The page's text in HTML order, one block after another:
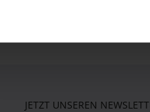
JETZT UNSEREN